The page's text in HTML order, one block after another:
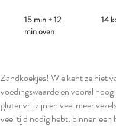
15 min + 12
min oven
14
Zandkoekjes! Wie kent ze niet
voedingswaarde en vooral
glutenvrij zijn en veel meer
veel tijd nodig hebt: binnen een